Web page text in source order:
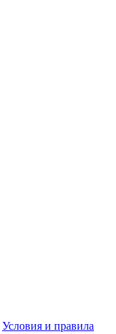
Условия и правила